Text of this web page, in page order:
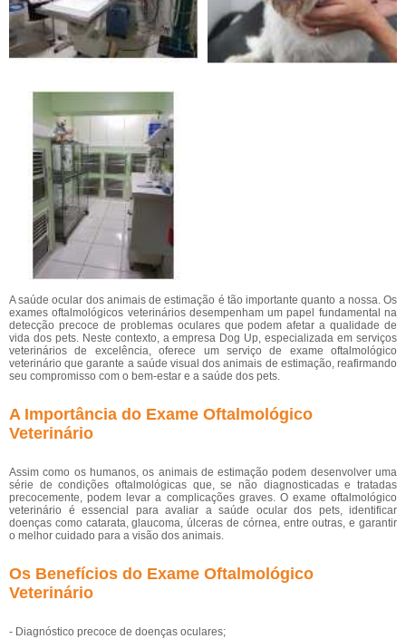
A saúde ocular dos animais de estimação é tão importante quanto a nossa. Os
exames oftalmológicos veterinários desempenham um papel fundamental na
detecção precoce de problemas oculares que podem afetar a qualidade de
vida dos pets. Neste contexto, a empresa Dog Up, especializada em serviços
veterinários de excelência, oferece um serviço de exame oftalmológico
veterinário que garante a saúde visual dos animais de estimação, reafirmando
seu compromisso com o bem-estar e a saúde dos pets.
A Importância do Exame Oftalmológico
Veterinário
Assim como os humanos, os animais de estimação podem desenvolver uma
série de condições oftalmológicas que, se não diagnosticadas e tratadas
precocemente, podem levar a complicações graves. O exame oftalmológico
veterinário é essencial para avaliar a saúde ocular dos pets, identificar
doenças como catarata, glaucoma, úlceras de córnea, entre outras, e garantir
o melhor cuidado para a visão dos animais.
Os Benefícios do Exame Oftalmológico
Veterinário
- Diagnóstico precoce de doenças oculares;